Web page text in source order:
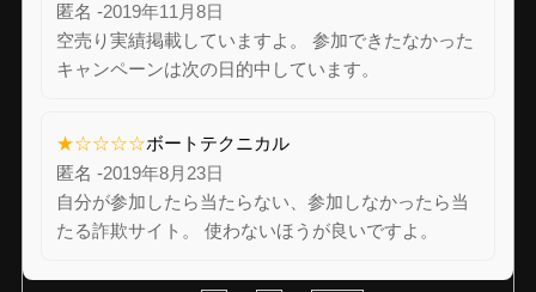
匿名 -2019年11月8日
空売り実績掲載していますよ。 参加できたなかった
キャンペーンは次の日的中しています。
★☆☆☆☆ボートテクニカル
匿名 -2019年8月23日
自分が参加したら当たらない、参加しなかったら当
たる詐欺サイト。 使わないほうが良いですよ。